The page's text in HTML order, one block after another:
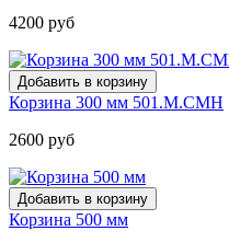
4200 руб
Корзина 300 мм 501.М.СМН
2600 руб
Корзина 500 мм